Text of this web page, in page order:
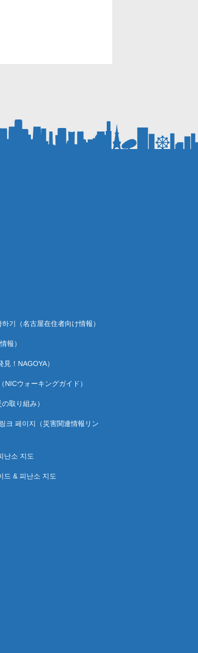
기（名古屋在住者向け情報）
報）
！NAGOYA）
NICウォーキングガイド）
取り組み）
크 페이지（災害関連情報リン
난소 지도
드 & 피난소 지도